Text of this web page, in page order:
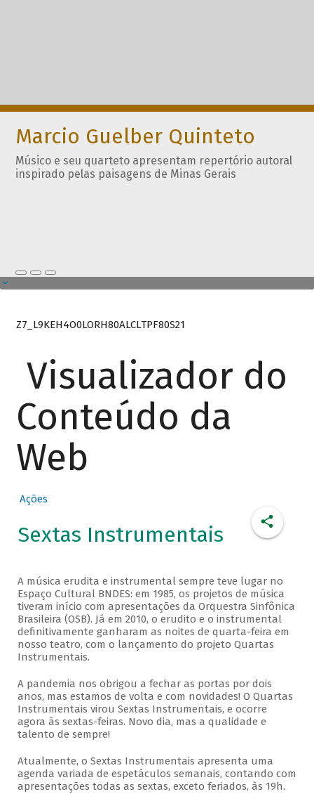
Marcio Guelber Quinteto
Músico e seu quarteto apresentam repertório autoral
inspirado pelas paisagens de Minas Gerais
Z7_L9KEH4O0LORH80ALCLTPF80S21
Visualizador do
Conteúdo da
Web
Ações
Sextas Instrumentais
A música erudita e instrumental sempre teve lugar no
Espaço Cultural BNDES: em 1985, os projetos de música
tiveram início com apresentações da Orquestra Sinfônica
Brasileira (OSB). Já em 2010, o erudito e o instrumental
definitivamente ganharam as noites de quarta-feira em
nosso teatro, com o lançamento do projeto Quartas
Instrumentais.
A pandemia nos obrigou a fechar as portas por dois
anos, mas estamos de volta e com novidades! O Quartas
Instrumentais virou Sextas Instrumentais, e ocorre
agora às sextas-feiras. Novo dia, mas a qualidade e
talento de sempre!
Atualmente, o Sextas Instrumentais apresenta uma
agenda variada de espetáculos semanais, contando com
apresentações todas as sextas, exceto feriados, às 19h.